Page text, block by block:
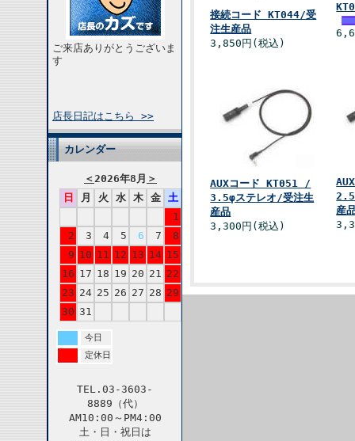
ご来店ありがとうございま
す
店長日記はこちら >>
カレンダー
＜2026年8月 ＞
日
月 火 水 木 金
土
1
2
3 4 5 6 7
8
9 10 11 12 13 14 15
16 17 18 19 20 21 22
23 24 25 26 27 28 29
30 31
今日
定休日
TEL.03-3603-
8889（代）
AM10:00～PM4:00
土・日・祝日は
接続コード KT044/受
注生産品
3,850円(税込)
AUXコード KT051 /
3.5φステレオ/受注生
産品
3,300円(税込)
産